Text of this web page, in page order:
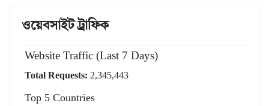
ওয়েবসাইট ট্রাফিক
Website Traffic (Last 7 Days)
Total Requests: 2,345,443
Top 5 Countries